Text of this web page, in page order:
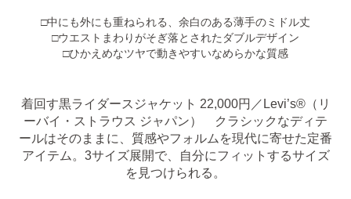
□中にも外にも重ねられる、余白のある薄手のミドル丈
□ウエストまわりがそぎ落とされたダブルデザイン
□ひかえめなツヤで動きやすいなめらかな質感
着回す黒ライダースジャケット 22,000円／Levi’s®（リ
ーバイ・ストラウス ジャパン） クラシックなディテ
ールはそのままに、質感やフォルムを現代に寄せた定番
アイテム。3サイズ展開で、自分にフィットするサイズ
を見つけられる。